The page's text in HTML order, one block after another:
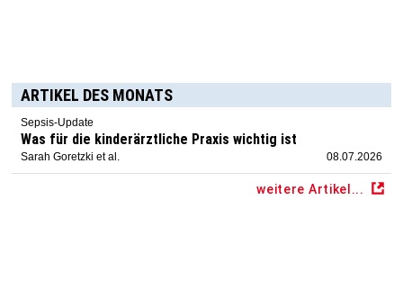
ARTIKEL DES MONATS
Sepsis-Update
Was für die kinderärztliche Praxis wichtig ist
Sarah Goretzki et al. 08.07.2026
weitere Artikel...